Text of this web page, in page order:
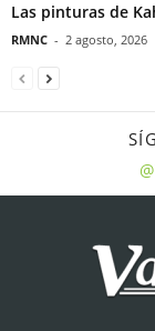
Las pinturas de
RMNC - 2 agosto, 2026